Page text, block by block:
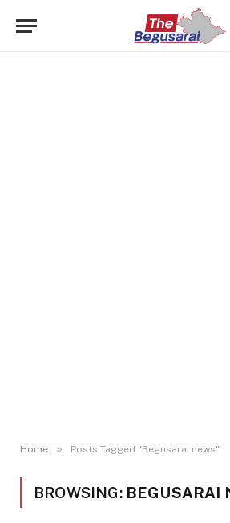
Home » Posts Tagged "Begusarai news"
BROWSING: BEGUSARAI